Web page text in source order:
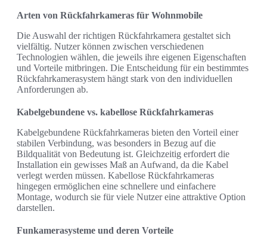
Arten von Rückfahrkameras für Wohnmobile
Die Auswahl der richtigen Rückfahrkamera gestaltet sich
vielfältig. Nutzer können zwischen verschiedenen
Technologien wählen, die jeweils ihre eigenen Eigenschaften
und Vorteile mitbringen. Die Entscheidung für ein bestimmtes
Rückfahrkamerasystem hängt stark von den individuellen
Anforderungen ab.
Kabelgebundene vs. kabellose Rückfahrkameras
Kabelgebundene Rückfahrkameras bieten den Vorteil einer
stabilen Verbindung, was besonders in Bezug auf die
Bildqualität von Bedeutung ist. Gleichzeitig erfordert die
Installation ein gewisses Maß an Aufwand, da die Kabel
verlegt werden müssen. Kabellose Rückfahrkameras
hingegen ermöglichen eine schnellere und einfachere
Montage, wodurch sie für viele Nutzer eine attraktive Option
darstellen.
Funkamerasysteme und deren Vorteile